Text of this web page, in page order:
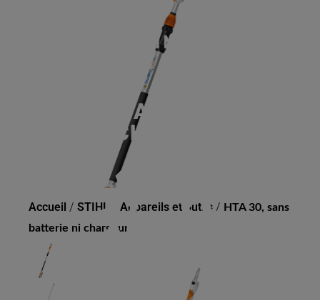
HTA 30, SANS BATTERIE
NI CHARGEUR
Accueil / STIHL Appareils et outils / HTA 30, sans
batterie ni chargeur